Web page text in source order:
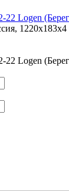
22 Logen
22 Logen